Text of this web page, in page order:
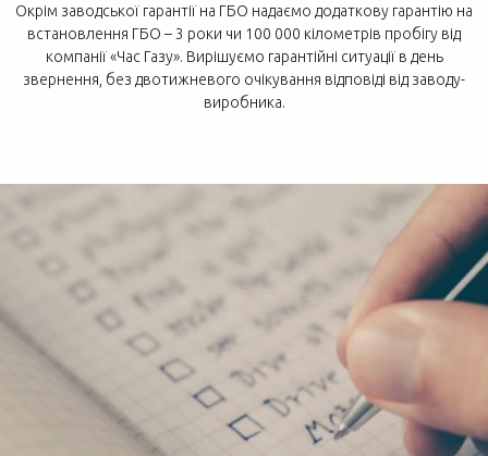
Окрім заводської гарантії на ГБО надаємо додаткову гарантію на
встановлення ГБО – 3 роки чи 100 000 кілометрів пробігу від
компанії «Час Газу». Вирішуємо гарантійні ситуації в день
звернення, без двотижневого очікування відповіді від заводу-
виробника.